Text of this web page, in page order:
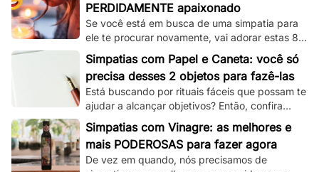
PERDIDAMENTE apaixonado
Se você está em busca de uma simpatia para
ele te procurar novamente, vai adorar estas 8
simpatias de amor e amarração que
separamos.
Simpatias com Papel e Caneta: você só
precisa desses 2 objetos para fazê-las
Está buscando por rituais fáceis que possam te
ajudar a alcançar objetivos? Então, confira
essas simpatias com papel e caneta.
Simpatias com Vinagre: as melhores e
mais PODEROSAS para fazer agora
De vez em quando, nós precisamos de